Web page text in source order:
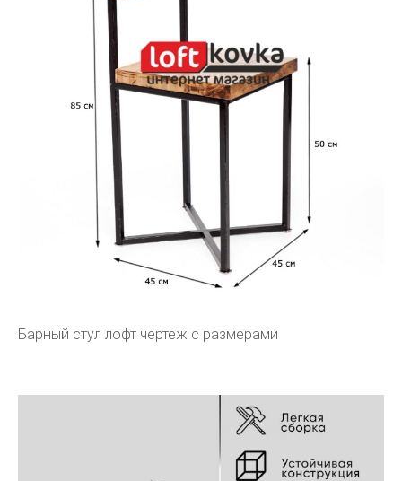
Барный стул лофт чертеж с размерами